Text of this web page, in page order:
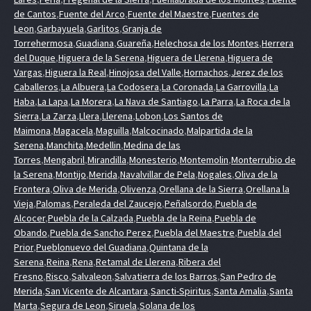
de Cantos,Fuente del Arco,Fuente del Maestre,Fuentes de
Leon,Garbayuela,Garlitos,Granja de
Torrehermosa,Guadiana,Guareña,Helechosa de los Montes,Herrera
del Duque,Higuera de la Serena,Higuera de Llerena,Higuera de
Vargas,Higuera la Real,Hinojosa del Valle,Hornachos,Jerez de los
Caballeros,La Albuera,La Codosera,La Coronada,La Garrovilla,La
Haba,La Lapa,La Morera,La Nava de Santiago,La Parra,La Roca de la
Sierra,La Zarza,Llera,Llerena,Lobon,Los Santos de
Maimona,Magacela,Maguilla,Malcocinado,Malpartida de la
Serena,Manchita,Medellin,Medina de las
Torres,Mengabril,Mirandilla,Monesterio,Montemolin,Monterrubio de
la Serena,Montijo,Merida,Navalvillar de Pela,Nogales,Oliva de la
Frontera,Oliva de Merida,Olivenza,Orellana de la Sierra,Orellana la
Vieja,Palomas,Peraleda del Zaucejo,Peñalsordo,Puebla de
Alcocer,Puebla de la Calzada,Puebla de la Reina,Puebla de
Obando,Puebla de Sancho Perez,Puebla del Maestre,Puebla del
Prior,Pueblonuevo del Guadiana,Quintana de la
Serena,Reina,Rena,Retamal de Llerena,Ribera del
Fresno,Risco,Salvaleon,Salvatierra de los Barros,San Pedro de
Merida,San Vicente de Alcantara,Sancti-Spiritus,Santa Amalia,Santa
Marta,Segura de Leon,Siruela,Solana de los